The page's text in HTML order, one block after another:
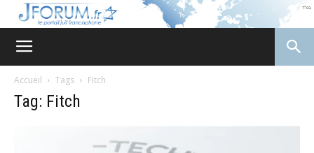
Accueil Tags Fitch
Tag: Fitch